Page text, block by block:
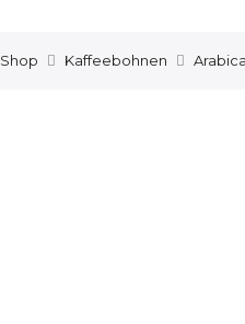
Shop Kaffeebohnen